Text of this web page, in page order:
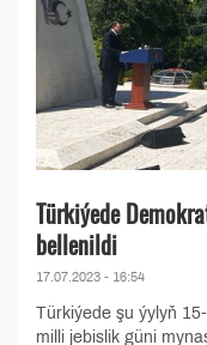
Türkiýede
bellenildi
17.07.2023 - 16:54
Türkiýede şu ýylyň
milli jebislik güni